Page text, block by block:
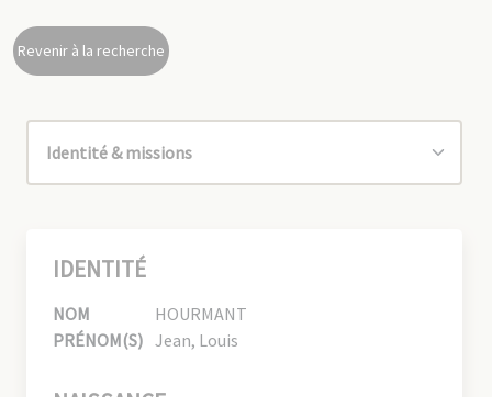
Revenir à la recherche
IDENTITÉ
NOM
HOURMANT
PRÉNOM(S) Jean, Louis